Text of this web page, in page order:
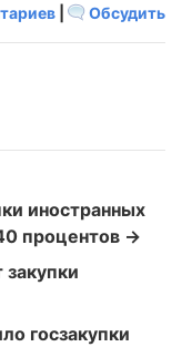
Обсудить
иностранных
процентов →
закупки
госзакупки